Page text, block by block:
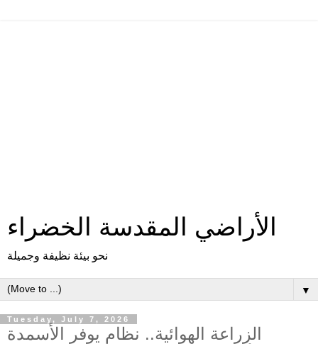
الأراضي المقدسة الخضراء
نحو بيئة نظيفة وجميلة
▼
Tuesday, July 7, 2026
الزراعة الهوائية.. نظام يوفر الأسمدة